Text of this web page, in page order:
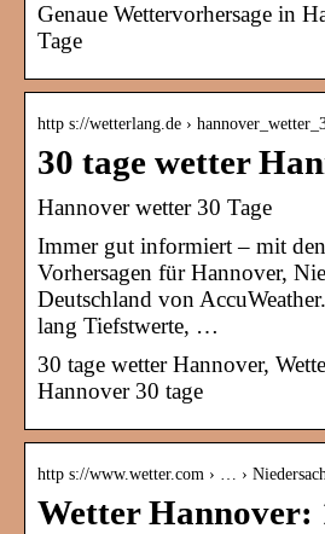
Genaue Wettervorhersage in
Tage
http s://wetterlang.de ›
30 tage wetter
Hannover wetter 30 Tage
Immer gut informiert – mit
Vorhersagen für Hannover,
Deutschland von
lang Tiefstwerte, …
30 tage wetter Hannover,
Hannover 30 tage
http s://www.wetter.com › … ›
Wetter Hannover: